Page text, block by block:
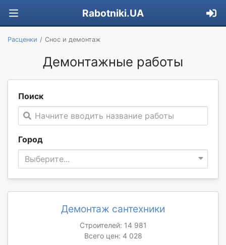
Rabotniki.UA
Расценки Снос и демонтаж
Демонтажные работы
Поиск
Начните вводить название работы
Город
Выберите...
Демонтаж сантехники
Строителей: 14 981
Всего цен: 4 028